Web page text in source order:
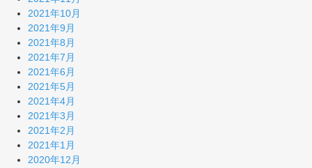
2021年10月
2021年9月
2021年8月
2021年7月
2021年6月
2021年5月
2021年4月
2021年3月
2021年2月
2021年1月
2020年12月